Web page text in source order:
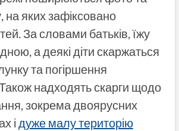
на яких зафіксовано
За словами батьків, їжу
а деякі діти скаржаться
та погіршення
надходять скарги щодо
зокрема двоярусних
і дуже малу територію